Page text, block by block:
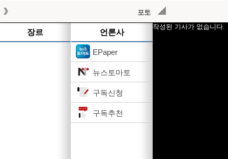
포토
장르 언론사
EPaper
뉴스토마토
구독신청
구독추천
작성된 기사가 없습니다.